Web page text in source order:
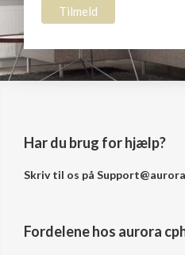
Har du brug for hjælp?
Skriv til os på
Fordelene hos aurora